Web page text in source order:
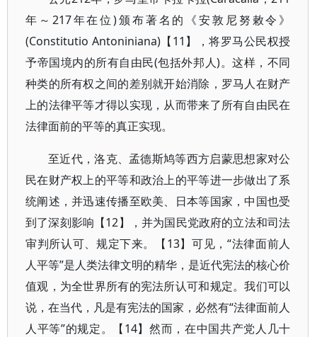
年～217年在位)颁布著名的《安敦尼努敕令》
(Constitutio Antoniniana)【11】，将罗马公民权授
予帝国境内的所有自由民(包括外邦人)。这样，不同
种类的所有权之间的差别就开始消除，罗马人在财产
上的法律平等才得以实现，从而带来了所有自由民在
法律面前的平等的真正实现。
至近代，洛克、孟德斯鸠等西方启蒙思想家对公
民在财产权上的平等和政治上的平等进一步做出了系
统阐述，并迅速传播至欧美、日本等国家，中国也受
到了深刻影响【12】，并为国民党政府的立法和司法
审判所认可、规定下来。【13】可见，“法律面前人
人平等”是人类法律文明的精华，是近代宪法的核心价
值观，为全世界所有的宪法所认可和规定。我们可以
说，在当代，凡是有宪法的国家，必然有“法律面前人
人平等”的规定。【14】然而，在中国共产党人几十